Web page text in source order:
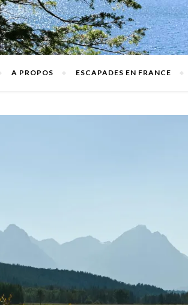
A PROPOS ESCAPADES EN FRANCE